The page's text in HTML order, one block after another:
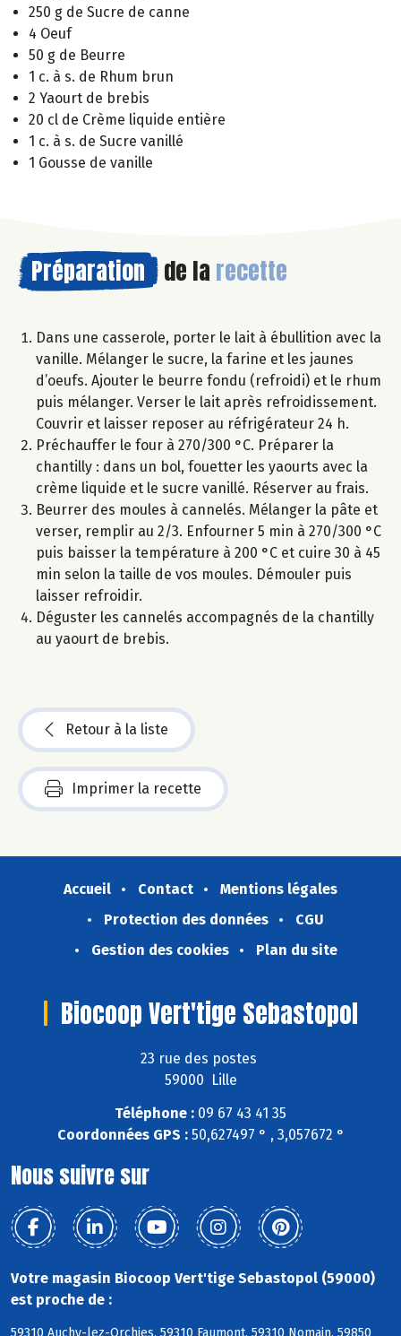
250 g de Sucre de canne
4 Oeuf
50 g de Beurre
1 c. à s. de Rhum brun
2 Yaourt de brebis
20 cl de Crème liquide entière
1 c. à s. de Sucre vanillé
1 Gousse de vanille
Préparation de la recette
Dans une casserole, porter le lait à ébullition avec la
vanille. Mélanger le sucre, la farine et les jaunes
d’oeufs. Ajouter le beurre fondu (refroidi) et le rhum
puis mélanger. Verser le lait après refroidissement.
Couvrir et laisser reposer au réfrigérateur 24 h.
Préchauffer le four à 270/300 °C. Préparer la
chantilly : dans un bol, fouetter les yaourts avec la
crème liquide et le sucre vanillé. Réserver au frais.
Beurrer des moules à cannelés. Mélanger la pâte et
verser, remplir au 2/3. Enfourner 5 min à 270/300 °C
puis baisser la température à 200 °C et cuire 30 à 45
min selon la taille de vos moules. Démouler puis
laisser refroidir.
Déguster les cannelés accompagnés de la chantilly
au yaourt de brebis.
Retour à la liste
Imprimer la recette
Accueil Contact
Mentions légales
Protection des données
CGU
Gestion des cookies
Plan du site
Biocoop Vert'tige Sebastopol
23 rue des postes
59000 Lille
Téléphone : 09 67 43 41 35
Coordonnées GPS :50,627497 ° , 3,057672 °
Nous suivre sur
Votre magasin Biocoop Vert'tige Sebastopol (59000)
est proche de :
59310 Auchy-lez-Orchies, 59310 Faumont, 59310 Nomain, 59850